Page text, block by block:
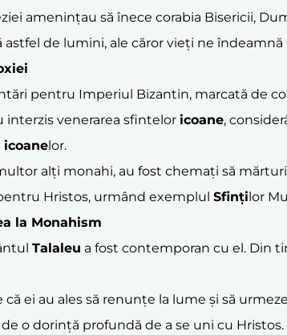
amenințau să înece corabia Bisericii,
astfel de lumini, ale căror vieți ne îndeamnă
pentru Imperiul Bizantin, marcată de
venerarea sfintelor icoane,
icoanelor.
alți monahi, au fost chemați să
Hristos, urmând exemplul Sfinților
la Monahism
Talaleu a fost contemporan cu el. Din
ei au ales să renunțe la lume și să
o dorință profundă de a se uni cu Hristos.